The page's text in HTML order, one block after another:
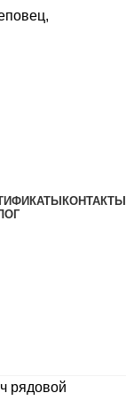
КОНТАКТЫ
рядовой